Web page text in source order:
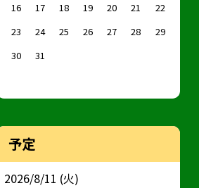
16
17 18 19 20 21
22
23
24 25 26 27 28
29
30
31
予定
2026/8/11 (火)